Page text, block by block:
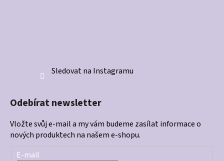
Sledovat na Instagramu
Odebírat newsletter
Vložte svůj e-mail a my vám budeme zasílat informace o
nových produktech na našem e-shopu.
E-mail